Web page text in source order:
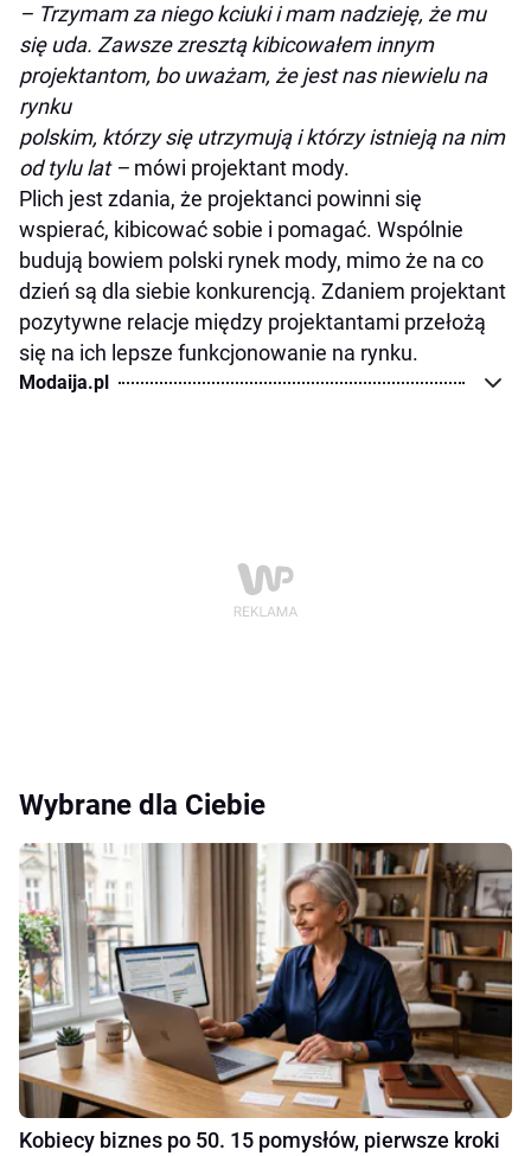
– Trzymam za niego kciuki i mam nadzieję, że mu
się uda. Zawsze zresztą kibicowałem innym
projektantom, bo uważam, że jest nas niewielu na
rynku
polskim, którzy się utrzymują i którzy istnieją na nim
od tylu lat – mówi projektant mody.
Plich jest zdania, że projektanci powinni się
wspierać, kibicować sobie i pomagać. Wspólnie
budują bowiem polski rynek mody, mimo że na co
dzień są dla siebie konkurencją. Zdaniem projektant
pozytywne relacje między projektantami przełożą
się na ich lepsze funkcjonowanie na rynku.
Modaija.pl
Wybrane dla Ciebie
Kobiecy biznes po 50. 15 pomysłów, pierwsze kroki